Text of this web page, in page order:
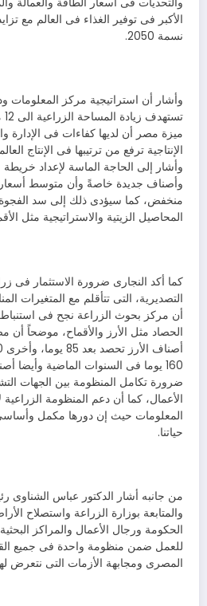
نسمة 2050.
ميزة مصر أن لديها كفاءات فى الإدارة
وأشار إلى الحاجة الماسة لإعداد
وأصناف جديدة خاصةً وأن متوسط أسعار
منخفض، كما سيؤدى ذلك إلى سد
المحاصيل الزيتية والاستراتيجية مثل
كما أكد النجارى ضرورة الاستثمار فى
التصديرية، التى تتأقلم مع المتغيرات
أن مركز بحوث الزراعة نجح فى
الحصاد مثل الأرز والأقماح، موضحاً أن
160 يوما فى السنوات الماضية
ضرورة تكامل المنظومة بين الجهات
الأعمال، كما أن دعم المنظومة
المعلومات حيث إن دورها مكمل
حياتنا.
من جانبه أشار الدكتور عباس الشناوى
والمتابعة بوزارة الزراعة واستصلاح
الحكومة ورجال الأعمال والمراكز
للعمل ضمن منظومة واحدة فى جميع
المصرى ومجابهة الأزمات التى نتعرض لها